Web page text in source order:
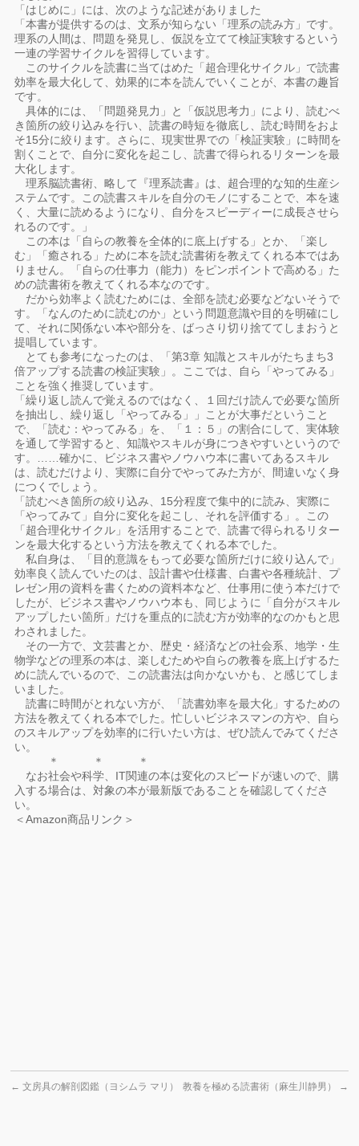
「はじめに」には、次のような記述がありました
「本書が提供するのは、文系が知らない「理系の読み方」です。
理系の人間は、問題を発見し、仮説を立てて検証実験するという
一連の学習サイクルを習得しています。
このサイクルを読書に当てはめた「超合理化サイクル」で読書
効率を最大化して、効果的に本を読んでいくことが、本書の趣旨
です。
具体的には、「問題発見力」と「仮説思考力」により、読むべ
き箇所の絞り込みを行い、読書の時短を徹底し、読む時間をおよ
そ15分に絞ります。さらに、現実世界での「検証実験」に時間を
割くことで、自分に変化を起こし、読書で得られるリターンを最
大化します。
理系脳読書術、略して『理系読書』は、超合理的な知的生産シ
ステムです。この読書スキルを自分のモノにすることで、本を速
く、大量に読めるようになり、自分をスピーディーに成長させら
れるのです。」
この本は「自らの教養を全体的に底上げする」とか、「楽し
む」「癒される」ために本を読む読書術を教えてくれる本ではあ
りません。「自らの仕事力（能力）をピンポイントで高める」た
めの読書術を教えてくれる本なのです。
だから効率よく読むためには、全部を読む必要などないそうで
す。「なんのために読むのか」という問題意識や目的を明確にし
て、それに関係ない本や部分を、ばっさり切り捨ててしまおうと
提唱しています。
とても参考になったのは、「第3章 知識とスキルがたちまち3
倍アップする読書の検証実験」。ここでは、自ら「やってみる」
ことを強く推奨しています。
「繰り返し読んで覚えるのではなく、１回だけ読んで必要な箇所
を抽出し、繰り返し「やってみる」」ことが大事だということ
で、「読む：やってみる」を、「１：５」の割合にして、実体験
を通して学習すると、知識やスキルが身につきやすいというので
す。……確かに、ビジネス書やノウハウ本に書いてあるスキル
は、読むだけより、実際に自分でやってみた方が、間違いなく身
につくでしょう。
「読むべき箇所の絞り込み、15分程度で集中的に読み、実際に
「やってみて」自分に変化を起こし、それを評価する」。この
「超合理化サイクル」を活用することで、読書で得られるリター
ンを最大化するという方法を教えてくれる本でした。
私自身は、「目的意識をもって必要な箇所だけに絞り込んで」
効率良く読んでいたのは、設計書や仕様書、白書や各種統計、プ
レゼン用の資料を書くための資料本など、仕事用に使う本だけで
したが、ビジネス書やノウハウ本も、同じように「自分がスキル
アップしたい箇所」だけを重点的に読む方が効率的なのかもと思
わされました。
その一方で、文芸書とか、歴史・経済などの社会系、地学・生
物学などの理系の本は、楽しむためや自らの教養を底上げするた
めに読んでいるので、この読書法は向かないかも、と感じてしま
いました。
読書に時間がとれない方が、「読書効率を最大化」するための
方法を教えてくれる本でした。忙しいビジネスマンの方や、自ら
のスキルアップを効率的に行いたい方は、ぜひ読んでみてくださ
い。
＊ ＊ ＊
なお社会や科学、IT関連の本は変化のスピードが速いので、購
入する場合は、対象の本が最新版であることを確認してくださ
い。
＜Amazon商品リンク＞
← 文房具の解剖図鑑（ヨシムラ マリ） 教養を極める読書術（麻生川静男） →